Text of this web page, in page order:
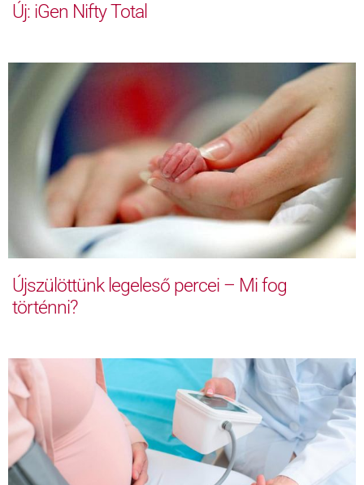
Új: iGen Nifty Total
Újszülöttünk legeleső percei – Mi fog
történni?